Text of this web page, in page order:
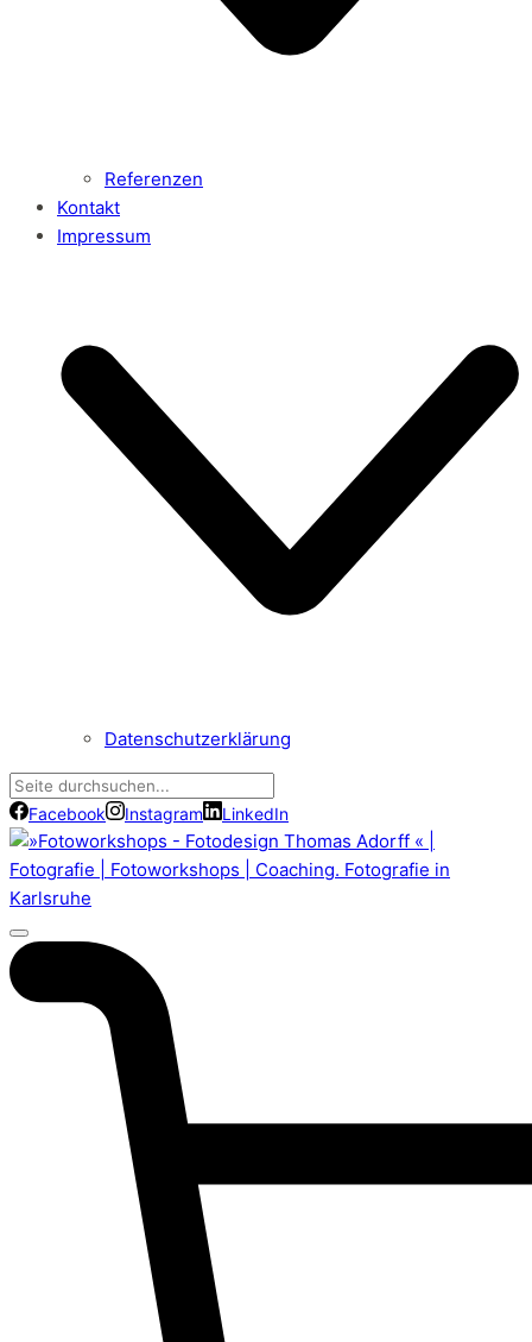
Referenzen
Kontakt
Impressum
Datenschutzerklärung
Facebook Instagram LinkedIn